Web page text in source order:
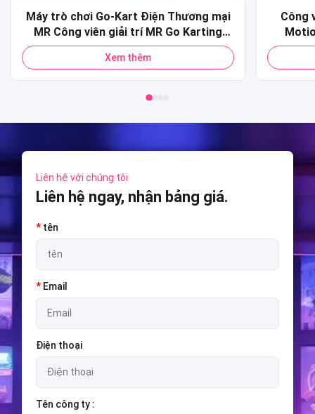
Máy trò chơi Go-Kart Điện Thương mại
MR Công viên giải trí MR Go Karting
trong nhà Xe điện đụng xe cho người
lớn và trẻ em để bán
Xem thêm
Công
Car
Liên hệ với chúng tôi
Liên hệ ngay, nhận bảng giá.
* tên
* Email
Điện thoại
Tên công ty :